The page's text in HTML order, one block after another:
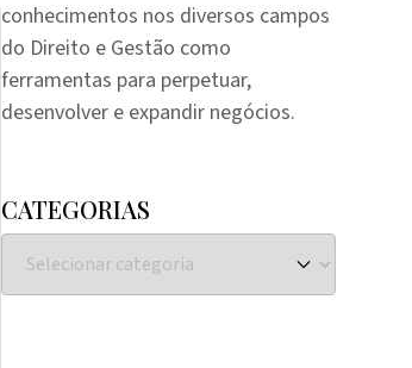
conhecimentos nos diversos campos
do Direito e Gestão como
ferramentas para perpetuar,
desenvolver e expandir negócios.
CATEGORIAS